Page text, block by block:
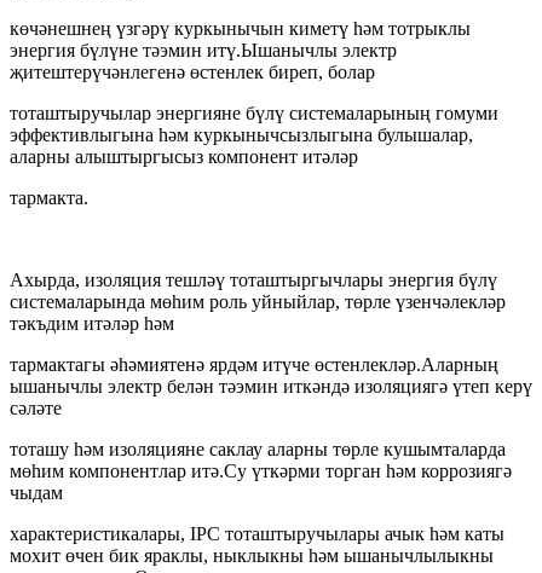
көчәнешнең үзгәрү куркынычын киметү һәм тотрыклы
энергия бүлүне тәэмин итү.Ышанычлы электр
җитештерүчәнлегенә өстенлек биреп, болар
тоташтыручылар энергияне бүлү системаларының гомуми
эффективлыгына һәм куркынычсызлыгына булышалар,
аларны алыштыргысыз компонент итәләр
тармакта.
Ахырда, изоляция тешләү тоташтыргычлары энергия бүлү
системаларында мөһим роль уйныйлар, төрле үзенчәлекләр
тәкъдим итәләр һәм
тармактагы әһәмиятенә ярдәм итүче өстенлекләр.Аларның
ышанычлы электр белән тәэмин иткәндә изоляциягә үтеп керү
сәләте
тоташу һәм изоляцияне саклау аларны төрле кушымталарда
мөһим компонентлар итә.Су үткәрми торган һәм коррозиягә
чыдам
характеристикалары, IPC тоташтыручылары ачык һәм каты
мохит өчен бик яраклы, ныклыкны һәм ышанычлылыкны